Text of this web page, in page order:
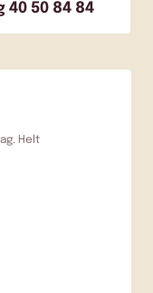
40 50 84 84
Helt